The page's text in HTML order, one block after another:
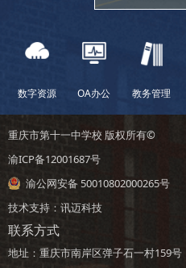
数字资源 OA办公 教务管理
重庆市第十一中学校 版权所有©
渝ICP备12001687号
渝公网安备 50010802000265号
技术支持： 讯迈科技
联系方式
地址：重庆市南岸区弹子石一村159号